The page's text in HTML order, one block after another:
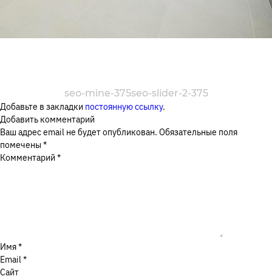
ОТПРАВИТЬ
seo-mine-375seo-slider-2-375
Добавьте в закладки постоянную ссылку.
Добавить комментарий
Ваш адрес email не будет опубликован. Обязательные поля
помечены *
Комментарий *
Имя*
Email*
Сайт